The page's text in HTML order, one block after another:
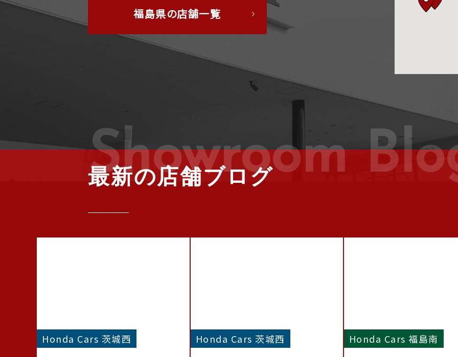
福島県の店舗一覧
Showroom
最新の店舗ブログ
Honda Cars 茨城西 Honda Cars 茨城西 Honda Cars 福島南